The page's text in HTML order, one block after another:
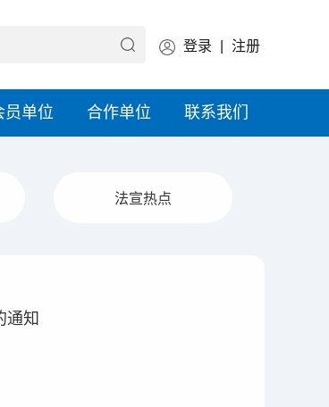
登录 注册
员单位 合作单位 联系我们
法宣热点
通知